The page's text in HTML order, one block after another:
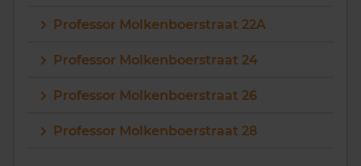
Professor Molkenboerstraat 22A
Professor Molkenboerstraat 24
Professor Molkenboerstraat 26
Professor Molkenboerstraat 28